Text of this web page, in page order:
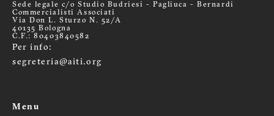
Sede legale c/o Studio Budriesi - Pagliuca - Bernardi
Commercialisti Associati
Via Don L. Sturzo N. 52/A
40135 Bologna
C.F.: 80403840582
Per info:
segreteria@aiti.org
Menu